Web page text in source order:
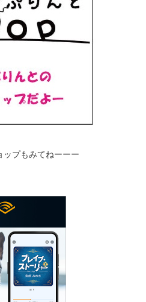
プもみてねーーー